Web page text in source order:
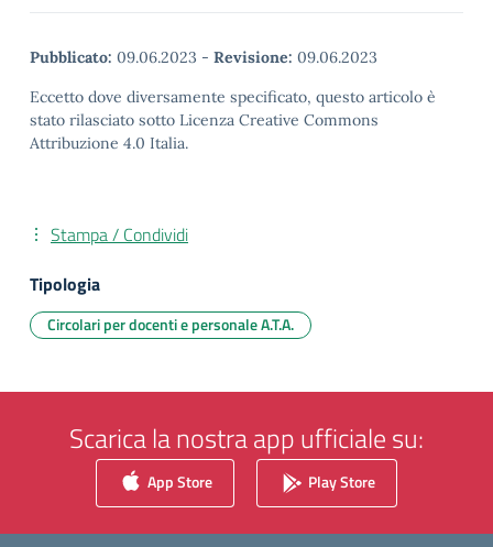
Pubblicato: 09.06.2023 - Revisione: 09.06.2023
Eccetto dove diversamente specificato, questo articolo è
stato rilasciato sotto Licenza Creative Commons
Attribuzione 4.0 Italia.
Stampa / Condividi
Tipologia
Circolari per docenti e personale A.T.A.
Scarica la nostra app ufficiale su:
App Store Play Store